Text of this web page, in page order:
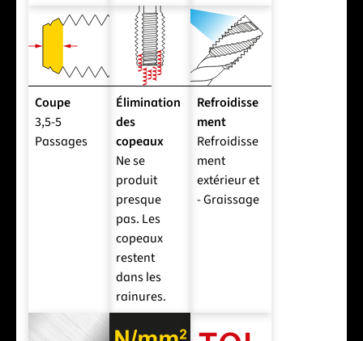
Coupe
3,5-5
Passages
Élimination
des
copeaux
Ne se
produit
presque
pas. Les
copeaux
restent
dans les
rainures.
Refroidisse
ment
Refroidisse
ment
extérieur et
- Graissage